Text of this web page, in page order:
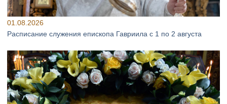
01.08.2026
Расписание служения епископа Гавриила с 1 по 2 августа